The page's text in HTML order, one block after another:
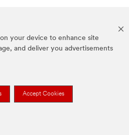
your device to enhance site
and deliver you advertisements
Accept Cookies
są znakami towarowymi firmy 3M.